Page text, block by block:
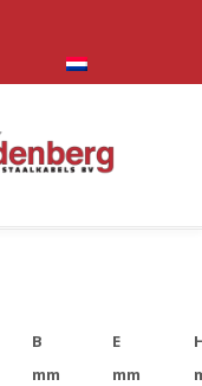
B E
mm mm